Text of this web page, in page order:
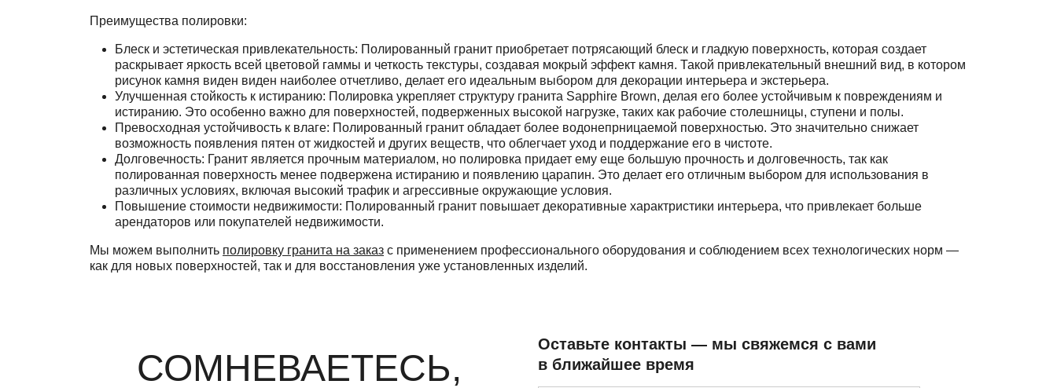
Преимущества полировки:
Блеск и эстетическая привлекательность: Полированный гранит приобретает потрясающий блеск и гладкую поверхность, которая создает
раскрывает яркость всей цветовой гаммы и четкость текстуры, создавая мокрый эффект камня. Такой привлекательный внешний вид, в котором
рисунок камня виден виден наиболее отчетливо, делает его идеальным выбором для декорации интерьера и экстерьера.
Улучшенная стойкость к истиранию: Полировка укрепляет структуру гранита Sapphire Brown, делая его более устойчивым к повреждениям и
истиранию. Это особенно важно для поверхностей, подверженных высокой нагрузке, таких как рабочие столешницы, ступени и полы.
Превосходная устойчивость к влаге: Полированный гранит обладает более водонепрницаемой поверхностью. Это значительно снижает
возможность появления пятен от жидкостей и других веществ, что облегчает уход и поддержание его в чистоте.
Долговечность: Гранит является прочным материалом, но полировка придает ему еще большую прочность и долговечность, так как
полированная поверхность менее подвержена истиранию и появлению царапин. Это делает его отличным выбором для использования в
различных условиях, включая высокий трафик и агрессивные окружающие условия.
Повышение стоимости недвижимости: Полированный гранит повышает декоративные характристики интерьера, что привлекает больше
арендаторов или покупателей недвижимости.
Мы можем выполнить полировку гранита на заказ с применением профессионального оборудования и соблюдением всех технологических норм —
как для новых поверхностей, так и для восстановления уже установленных изделий.
СОМНЕВАЕТЕСЬ,
Оставьте контакты — мы свяжемся с вами
в ближайшее время